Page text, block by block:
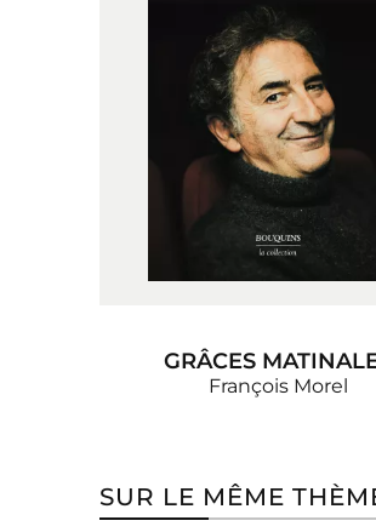
GRÂCES
François Morel
SUR LE MÊME